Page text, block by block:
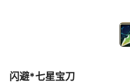
闪避*七星宝刀